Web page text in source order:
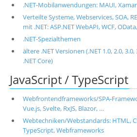
.NET-Mobilanwendungen: MAUI,
Verteilte Systeme, Webservices, SOA,
mit .NET: ASP.NET WebAPI, WCF,
.NET-Spezialthemen
ältere .NET Versionen (.NET 1.0, 2.0, 3.0,
.NET Core)
JavaScript / TypeScript
Webfrontendframeworks/SPA-
Vue.js, Svelte, RxJS, Blazor, …
Webtechniken/Webstandards: HTML,
TypeScript, Webframeworks